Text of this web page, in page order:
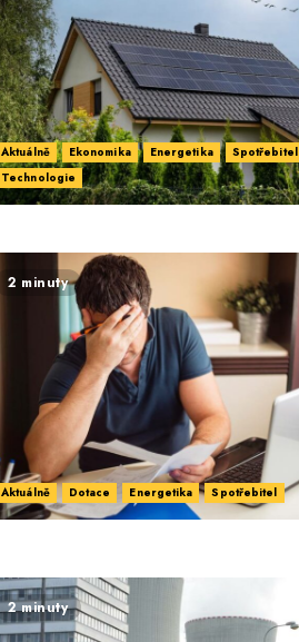
Aktuálně Ekonomika Energetika
Spotřebitel
Technologie
2 minuty
Aktuálně Dotace Energetika Spotřebitel
2 minuty